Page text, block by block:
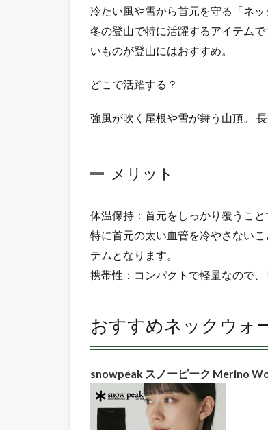
ット
5
お
め
袋
須
3：
フ
イ
ト
プ
何が
必
要？
6.2
冷たい風や雪から首元を守る「ネッ
冬の登山で特に活躍するアイテム
いものが登山にはおすすめ。
どこで活躍する？
強風が吹く尾根や雪が舞う山頂。
メリット
体温保持：首元をしっかり覆うこと
特に首元の太い血管を冷やさない
テムとなります。
携帯性：コンパクトで軽量なので
おすすめネックウォ
snowpeak スノーピーク Merino